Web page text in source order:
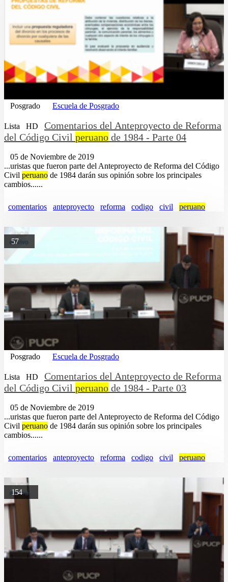
Posgrado Escuela de Posgrado
Lista HD
Comentarios del Anteproyecto de Reforma
del Código Civil peruano de 1984 - Parte 04
05 de Noviembre de 2019
...uristas que fueron parte del Anteproyecto de Reforma del Código
Civil peruano de 1984 darán sus opinión sobre los principales
cambios......
comentarios anteproyecto reforma codigo civil peruano
57
Posgrado Escuela de Posgrado
Lista HD
Comentarios del Anteproyecto de Reforma
del Código Civil peruano de 1984 - Parte 03
05 de Noviembre de 2019
...uristas que fueron parte del Anteproyecto de Reforma del Código
Civil peruano de 1984 darán sus opinión sobre los principales
cambios......
comentarios anteproyecto reforma codigo civil peruano
154